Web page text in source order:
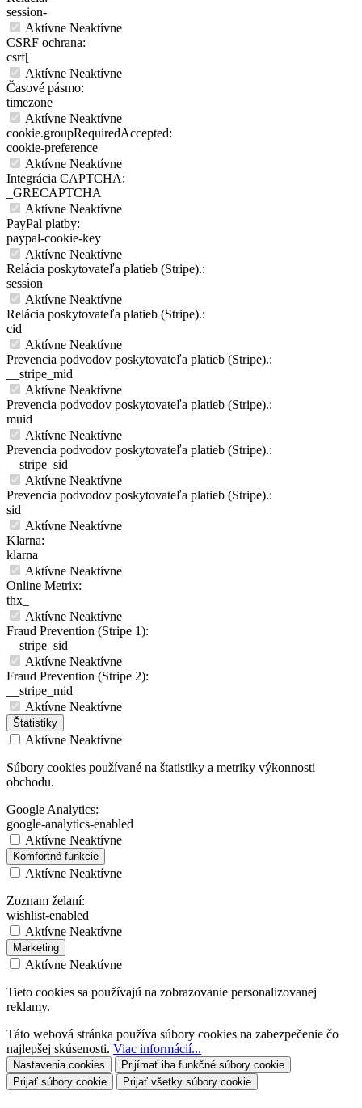
session-
Aktívne Neaktívne
CSRF ochrana:
csrf[
Aktívne Neaktívne
Časové pásmo:
timezone
Aktívne Neaktívne
cookie.groupRequiredAccepted:
cookie-preference
Aktívne Neaktívne
Integrácia CAPTCHA:
_GRECAPTCHA
Aktívne Neaktívne
PayPal platby:
paypal-cookie-key
Aktívne Neaktívne
Relácia poskytovateľa platieb (Stripe).:
session
Aktívne Neaktívne
Relácia poskytovateľa platieb (Stripe).:
cid
Aktívne Neaktívne
Prevencia podvodov poskytovateľa platieb (Stripe).:
__stripe_mid
Aktívne Neaktívne
Prevencia podvodov poskytovateľa platieb (Stripe).:
muid
Aktívne Neaktívne
Prevencia podvodov poskytovateľa platieb (Stripe).:
__stripe_sid
Aktívne Neaktívne
Prevencia podvodov poskytovateľa platieb (Stripe).:
sid
Aktívne Neaktívne
Klarna:
klarna
Aktívne Neaktívne
Online Metrix:
thx_
Aktívne Neaktívne
Fraud Prevention (Stripe 1):
__stripe_sid
Aktívne Neaktívne
Fraud Prevention (Stripe 2):
__stripe_mid
Aktívne Neaktívne
Štatistiky
Aktívne Neaktívne
Súbory cookies používané na štatistiky a metriky výkonnosti
obchodu.
Google Analytics:
google-analytics-enabled
Aktívne Neaktívne
Komfortné funkcie
Aktívne Neaktívne
Zoznam želaní:
wishlist-enabled
Aktívne Neaktívne
Marketing
Aktívne Neaktívne
Tieto cookies sa používajú na zobrazovanie personalizovanej
reklamy.
Táto webová stránka používa súbory cookies na zabezpečenie čo
najlepšej skúsenosti. Viac informácií...
Nastavenia cookies
Prijímať iba funkčné súbory cookie
Prijať súbory cookie
Prijať všetky súbory cookie